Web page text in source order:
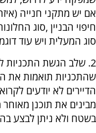
אם יש מתקני חנייה
חיפוי הבניין ,סוג
סוג המעלית ויש עוד
2. שלב הגשת התכניות
שהתכניות תואמות את
הדיירים לא יודעים
מבינים את תוכנן
בשטח ולא ניתן לבצע